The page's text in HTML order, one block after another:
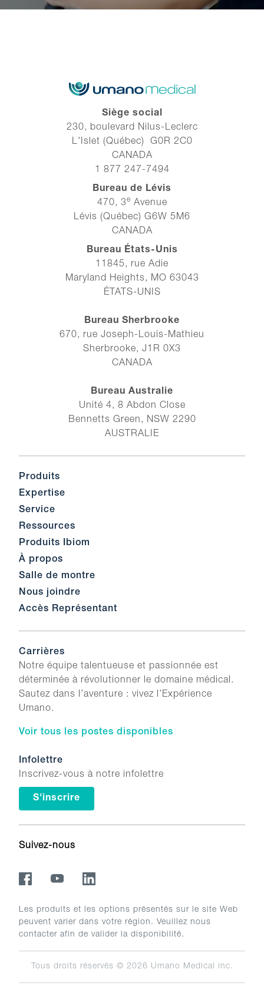
Siège social
230, boulevard Nilus-Leclerc
L'Islet (Québec) G0R 2C0
CANADA
1 877 247-7494
Bureau de Lévis
470, 3e Avenue
Lévis (Québec) G6W 5M6
CANADA
Bureau États-Unis
11845, rue Adie
Maryland Heights, MO 63043
ÉTATS-UNIS
Bureau Sherbrooke
670, rue Joseph-Louis-Mathieu
Sherbrooke, J1R 0X3
CANADA
Bureau Australie
Unité 4, 8 Abdon Close
Bennetts Green, NSW 2290
AUSTRALIE
Produits
Expertise
Service
Ressources
Produits Ibiom
À propos
Salle de montre
Nous joindre
Accès Représentant
Carrières
Notre équipe talentueuse et passionnée est
déterminée à révolutionner le domaine médical.
Sautez dans l’aventure : vivez l’Expérience
Umano.
Voir tous les postes disponibles
Infolettre
Inscrivez-vous à notre infolettre
S'inscrire
Suivez-nous
Les produits et les options présentés sur le site Web
peuvent varier dans votre région. Veuillez nous
contacter afin de valider la disponibilité.
Tous droits réservés © 2026 Umano Medical inc.